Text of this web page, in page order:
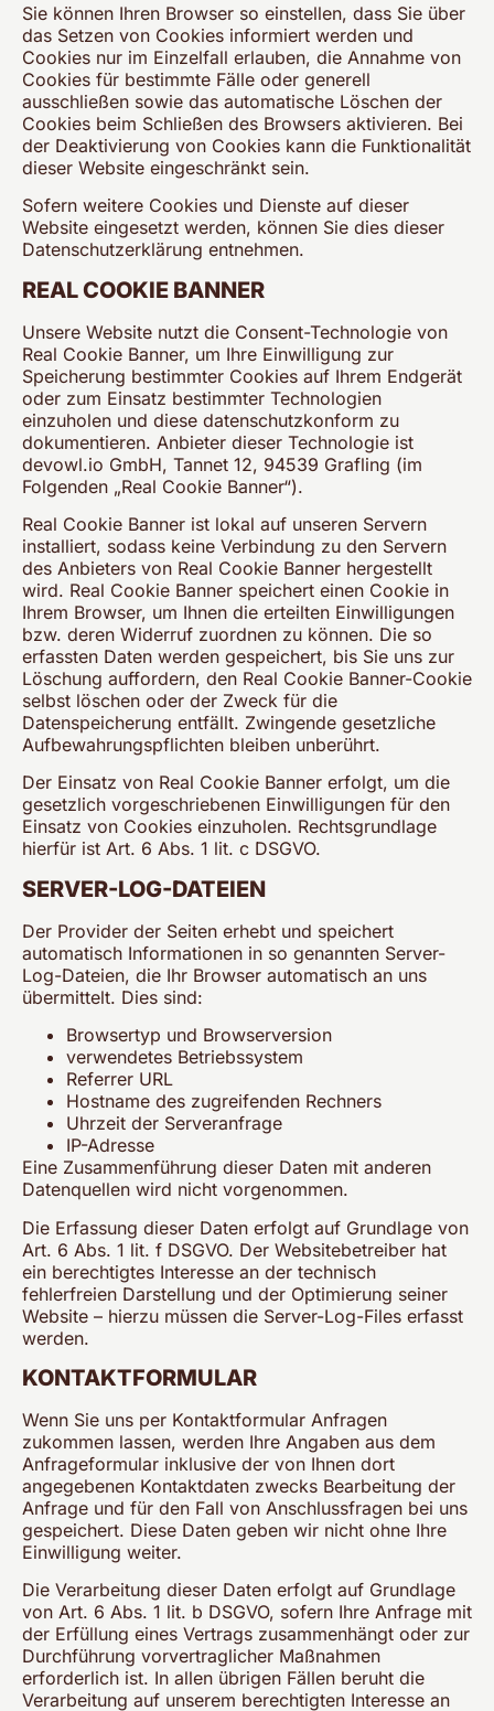
Sie können Ihren Browser so einstellen, dass Sie über
das Setzen von Cookies informiert werden und
Cookies nur im Einzelfall erlauben, die Annahme von
Cookies für bestimmte Fälle oder generell
ausschließen sowie das automatische Löschen der
Cookies beim Schließen des Browsers aktivieren. Bei
der Deaktivierung von Cookies kann die Funktionalität
dieser Website eingeschränkt sein.
Sofern weitere Cookies und Dienste auf dieser
Website eingesetzt werden, können Sie dies dieser
Datenschutzerklärung entnehmen.
REAL COOKIE BANNER
Unsere Website nutzt die Consent-Technologie von
Real Cookie Banner, um Ihre Einwilligung zur
Speicherung bestimmter Cookies auf Ihrem Endgerät
oder zum Einsatz bestimmter Technologien
einzuholen und diese datenschutzkonform zu
dokumentieren. Anbieter dieser Technologie ist
devowl.io GmbH, Tannet 12, 94539 Grafling (im
Folgenden „Real Cookie Banner“).
Real Cookie Banner ist lokal auf unseren Servern
installiert, sodass keine Verbindung zu den Servern
des Anbieters von Real Cookie Banner hergestellt
wird. Real Cookie Banner speichert einen Cookie in
Ihrem Browser, um Ihnen die erteilten Einwilligungen
bzw. deren Widerruf zuordnen zu können. Die so
erfassten Daten werden gespeichert, bis Sie uns zur
Löschung auffordern, den Real Cookie Banner-Cookie
selbst löschen oder der Zweck für die
Datenspeicherung entfällt. Zwingende gesetzliche
Aufbewahrungspflichten bleiben unberührt.
Der Einsatz von Real Cookie Banner erfolgt, um die
gesetzlich vorgeschriebenen Einwilligungen für den
Einsatz von Cookies einzuholen. Rechtsgrundlage
hierfür ist Art. 6 Abs. 1 lit. c DSGVO.
SERVER-LOG-DATEIEN
Der Provider der Seiten erhebt und speichert
automatisch Informationen in so genannten Server-
Log-Dateien, die Ihr Browser automatisch an uns
übermittelt. Dies sind:
Browsertyp und Browserversion
verwendetes Betriebssystem
Referrer URL
Hostname des zugreifenden Rechners
Uhrzeit der Serveranfrage
IP-Adresse
Eine Zusammenführung dieser Daten mit anderen
Datenquellen wird nicht vorgenommen.
Die Erfassung dieser Daten erfolgt auf Grundlage von
Art. 6 Abs. 1 lit. f DSGVO. Der Websitebetreiber hat
ein berechtigtes Interesse an der technisch
fehlerfreien Darstellung und der Optimierung seiner
Website – hierzu müssen die Server-Log-Files erfasst
werden.
KONTAKTFORMULAR
Wenn Sie uns per Kontaktformular Anfragen
zukommen lassen, werden Ihre Angaben aus dem
Anfrageformular inklusive der von Ihnen dort
angegebenen Kontaktdaten zwecks Bearbeitung der
Anfrage und für den Fall von Anschlussfragen bei uns
gespeichert. Diese Daten geben wir nicht ohne Ihre
Einwilligung weiter.
Die Verarbeitung dieser Daten erfolgt auf Grundlage
von Art. 6 Abs. 1 lit. b DSGVO, sofern Ihre Anfrage mit
der Erfüllung eines Vertrags zusammenhängt oder zur
Durchführung vorvertraglicher Maßnahmen
erforderlich ist. In allen übrigen Fällen beruht die
Verarbeitung auf unserem berechtigten Interesse an